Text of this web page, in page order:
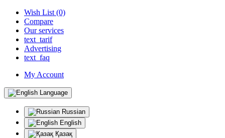
Wish List (0)
Compare
Our services
text_tarif
Advertising
text_faq
My Account
Language
Russian
English
Қазақ